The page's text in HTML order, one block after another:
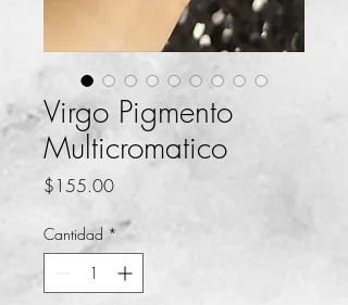
Virgo Pigmento
Multicromatico
$155.00Precio
Cantidad *